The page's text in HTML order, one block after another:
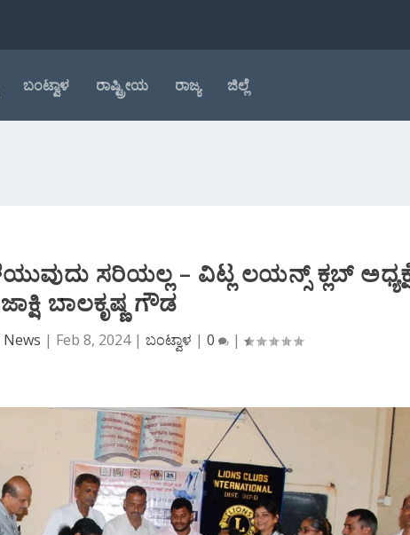
ಬಂಟ್ವಾಳ ರಾಷ್ಟ್ರೀಯ ರಾಜ್ಯ ಜಿಲ್ಲೆ
ಸರಿಯಲ್ಲ – ವಿಟ್ಲ ಲಯನ್ಸ್ ಕ್ಲಬ್
ಬಾಲಕೃಷ್ಣ ಗೌಡ
| Feb 8, 2024|ಬಂಟ್ವಾಳ |0 |